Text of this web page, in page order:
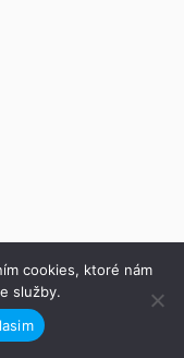
cookies, ktoré nám
služby.